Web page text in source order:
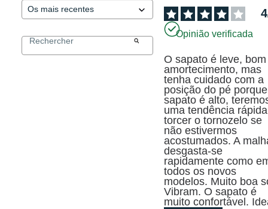
4
Opinião verificada
O sapato é leve, bom
amortecimento, mas
tenha cuidado com a
posição do pé
sapato é alto,
uma tendência
torcer o tornozelo se
não estivermos
acostumados. A
desgasta-se
rapidamente como
todos os novos
modelos. Muito boa
Vibram. O sapato é
muito confortável.